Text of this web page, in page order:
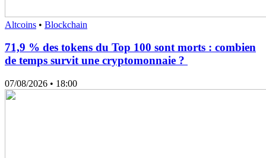
Altcoins • Blockchain
71,9 % des tokens du Top 100 sont morts : combien
de temps survit une cryptomonnaie ?
07/08/2026 • 18:00